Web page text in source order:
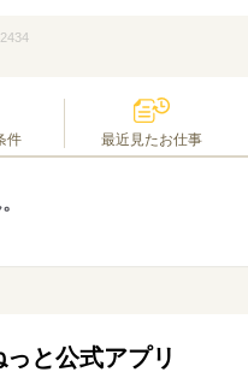
件 最近見たお仕事
と公式アプリ